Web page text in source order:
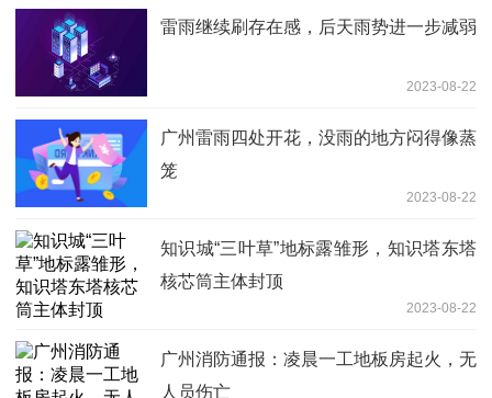
雷雨继续刷存在感，后天雨势进一步减弱
2023-08-22
广州雷雨四处开花，没雨的地方闷得像蒸
笼
2023-08-22
知识城“三叶草”地标露雏形，知识塔东塔
核芯筒主体封顶
2023-08-22
广州消防通报：凌晨一工地板房起火，无
人员伤亡